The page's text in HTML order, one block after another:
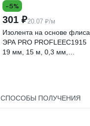
-5%
301 ₽20.07 ₽/м
Изолента на основе флиса
ЭРА PRO PROFLEEC1915
19 мм, 15 м, 0,3 мм,
СПОСОБЫ ПОЛУЧЕНИЯ